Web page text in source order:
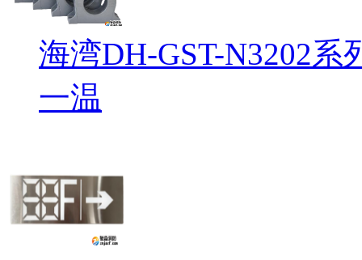
海湾DH-GST-N3202
一温